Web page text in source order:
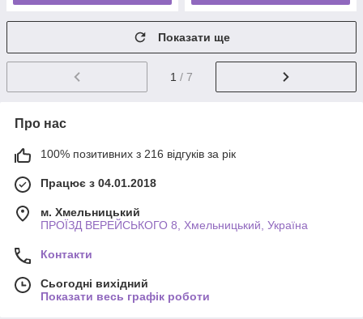
Показати ще
1 / 7
Про нас
100% позитивних з 216 відгуків за рік
Працює з 04.01.2018
м. Хмельницький
ПРОЇЗД ВЕРЕЙСЬКОГО 8, Хмельницький, Україна
Контакти
Сьогодні вихідний
Показати весь графік роботи